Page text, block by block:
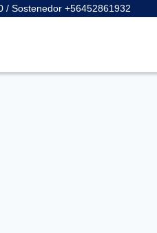
/ Sostenedor +56452861932